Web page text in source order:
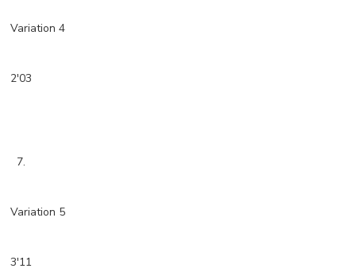
Variation 4
2'03
7.
Variation 5
3'11